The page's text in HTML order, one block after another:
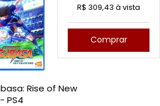
R$ 309,43 à vista
Comprar
Rise of New
PS4